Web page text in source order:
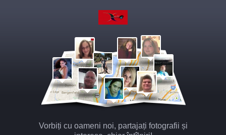
Vorbiți cu oameni noi, partajați fotografii și